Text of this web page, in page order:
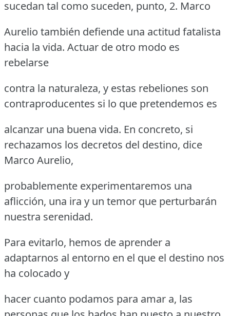
sucedan tal como suceden, punto, 2. Marco
Aurelio también defiende una actitud fatalista
hacia la vida. Actuar de otro modo es
rebelarse
contra la naturaleza, y estas rebeliones son
contraproducentes si lo que pretendemos es
alcanzar una buena vida. En concreto, si
rechazamos los decretos del destino, dice
Marco Aurelio,
probablemente experimentaremos una
aflicción, una ira y un temor que perturbarán
nuestra serenidad.
Para evitarlo, hemos de aprender a
adaptarnos al entorno en el que el destino nos
ha colocado y
hacer cuanto podamos para amar a, las